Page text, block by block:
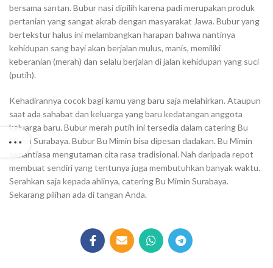
bersama santan. Bubur nasi dipilih karena padi merupakan produk
pertanian yang sangat akrab dengan masyarakat Jawa. Bubur yang
bertekstur halus ini melambangkan harapan bahwa nantinya
kehidupan sang bayi akan berjalan mulus, manis, memiliki
keberanian (merah) dan selalu berjalan di jalan kehidupan yang suci
(putih).
Kehadirannya cocok bagi kamu yang baru saja melahirkan. Ataupun
saat ada sahabat dan keluarga yang baru kedatangan anggota
keluarga baru. Bubur merah putih ini tersedia dalam catering Bu
Mimin Surabaya. Bubur Bu Mimin bisa dipesan dadakan. Bu Mimin
senantiasa mengutaman cita rasa tradisional. Nah daripada repot
membuat sendiri yang tentunya juga membutuhkan banyak waktu.
Serahkan saja kepada ahlinya, catering Bu Mimin Surabaya.
Sekarang pilihan ada di tangan Anda.